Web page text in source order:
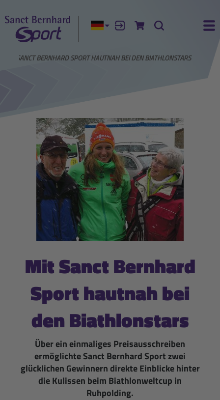
Aktuelle Sprache:
AnmeldenZum Warenkorb
Suche
MIT SANCT BERNHARD SPORT HAUTNAH BEI DEN BIATHLONSTARS
Mit Sanct Bernhard
Sport hautnah bei
den Biathlonstars
Über ein einmaliges Preisausschreiben
ermöglichte Sanct Bernhard Sport zwei
glücklichen Gewinnern direkte Einblicke hinter
die Kulissen beim Biathlonweltcup in
Ruhpolding.